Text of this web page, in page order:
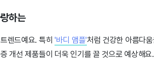
하는
렌드예요. 특히 '바디 앰플'처럼 건강한 아름다
개선 제품들이 더욱 인기를 끌 것으로 예상해요.